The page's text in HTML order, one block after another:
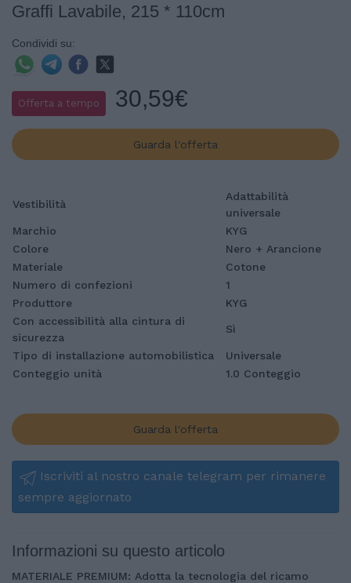
Graffi Lavabile, 215 * 110cm
Condividi su:
Offerta a tempo 30,59€
Guarda l'offerta
Vestibilità
Adattabilità
universale
Marchio
KYG
Colore
Nero + Arancione
Materiale
Cotone
Numero di confezioni
1
Produttore
KYG
Con accessibilità alla cintura di
sicurezza
Sì
Tipo di installazione automobilistica
Universale
Conteggio unità
1.0 Conteggio
Guarda l'offerta
Iscriviti al nostro canale telegram per rimanere
sempre aggiornato
Informazioni su questo articolo
MATERIALE PREMIUM: Adotta la tecnologia del ricamo